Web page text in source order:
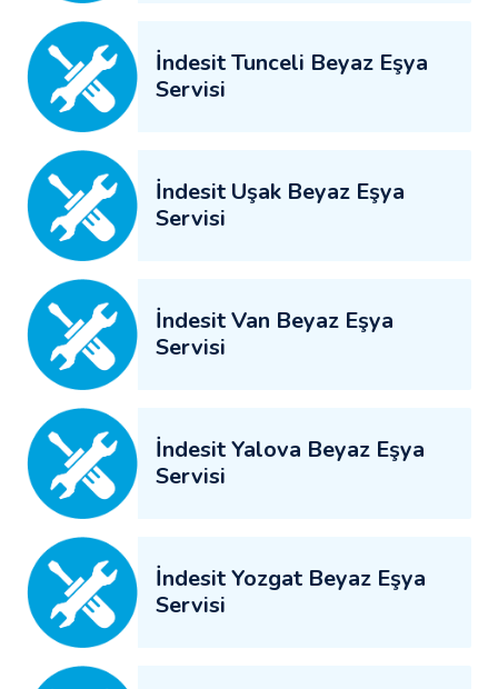
İndesit Tunceli Beyaz Eşya
Servisi
İndesit Uşak Beyaz Eşya
Servisi
İndesit Van Beyaz Eşya
Servisi
İndesit Yalova Beyaz Eşya
Servisi
İndesit Yozgat Beyaz Eşya
Servisi